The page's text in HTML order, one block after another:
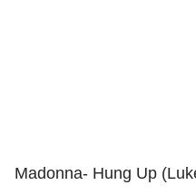
Madonna- Hung Up